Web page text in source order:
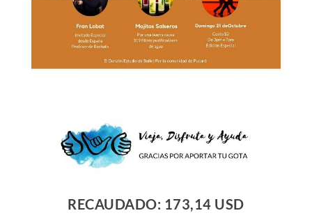
RECAUDADO: 173,14 USD